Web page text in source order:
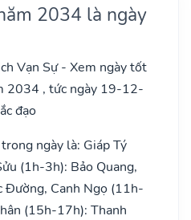
2034 là ngày
Vạn Sự - Xem ngày tốt
2034 , tức ngày 19-12-
đạo
ngày là: Giáp Tý
(1h-3h): Bảo Quang,
Canh Ngọ (11h-
(15h-17h): Thanh